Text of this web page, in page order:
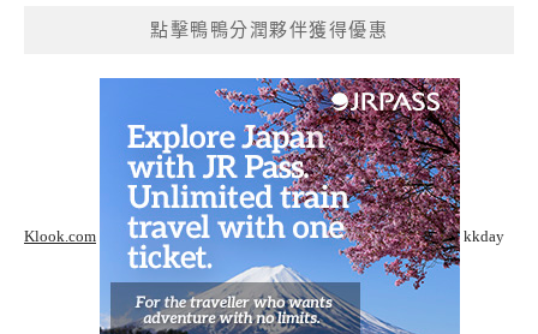
點擊鴨鴨分潤夥伴獲得優惠
Klook.com kkday